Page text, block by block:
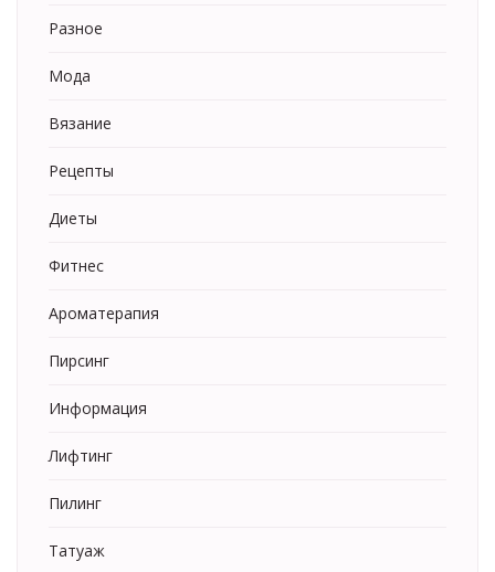
Разное
Мода
Вязание
Рецепты
Диеты
Фитнес
Ароматерапия
Пирсинг
Информация
Лифтинг
Пилинг
Татуаж